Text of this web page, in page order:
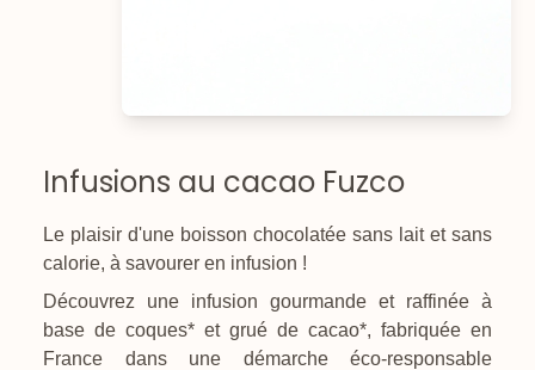
Infusions au cacao Fuzco
Le plaisir d'une boisson chocolatée sans lait et sans
calorie, à savourer en infusion !
Découvrez une infusion gourmande et raffinée à
base de coques* et grué de cacao*, fabriquée en
France dans une démarche éco-responsable